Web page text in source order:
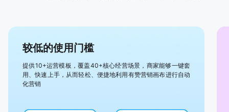
较低的使用门槛
提供10+运营模板，覆盖40+核心经营场景，商家能够一键套
用、快速上手，从而轻松、便捷地利用有赞营销画布进行自动
化营销